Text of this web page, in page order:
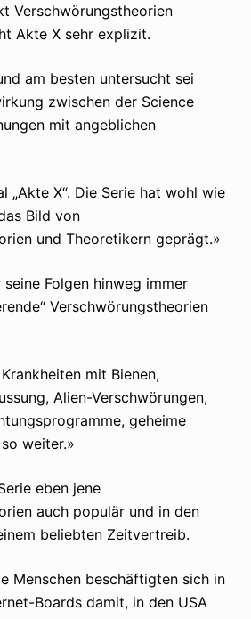
Verschwörungstheorien
Akte X sehr explizit.
am besten untersucht sei
zwischen der Science
mit angeblichen
„Akte X“. Die Serie hat wohl wie
Bild von
und Theoretikern geprägt.»
seine Folgen hinweg immer
Verschwörungstheorien
mit Bienen,
Alien-Verschwörungen,
geheime
weiter.»
eben jene
auch populär und in den
beliebten Zeitvertreib.
Menschen beschäftigten sich in
Boards damit, in den USA